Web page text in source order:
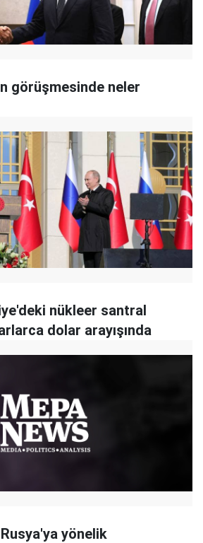
görüşmesinde neler
nükleer santral
dolar arayışında
yönelik